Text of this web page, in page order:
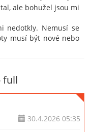
ale bohužel jsou mi
nedotkly. Nemusí se
musí být nové nebo
full
30.4.202605:35